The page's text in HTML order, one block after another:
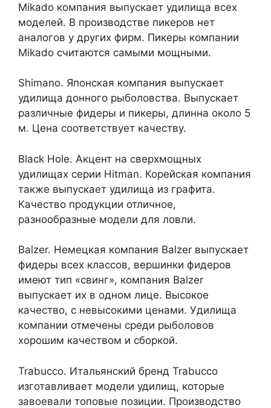
Mikado компания выпускает удилища всех
моделей. В производстве пикеров нет
аналогов у других фирм. Пикеры компании
Mikado считаются самыми мощными.
Shimanо. Японская компания выпускает
удилища донного рыболовства. Выпускает
различные фидеры и пикеры, длинна около 5
м. Цена соответствует качеству.
Black Hole. Акцент на сверхмощных
удилищах серии Hitman. Корейская компания
также выпускает удилища из графита.
Качество продукции отличное,
разнообразные модели для ловли.
Balzer. Немецкая компания Balzer выпускает
фидеры всех классов, вершинки фидеров
имеют тип «свинг», компания Balzer
выпускает их в одном лице. Высокое
качество, с невысокими ценами. Удилища
компании отмечены среди рыболовов
хорошим качеством и сборкой.
Trabucco. Итальянский бренд Trabucco
изготавливает модели удилищ, которые
завоевали топовые позиции. Производство